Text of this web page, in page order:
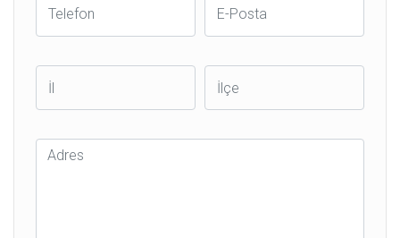
Posta
İl İlçe
Adres